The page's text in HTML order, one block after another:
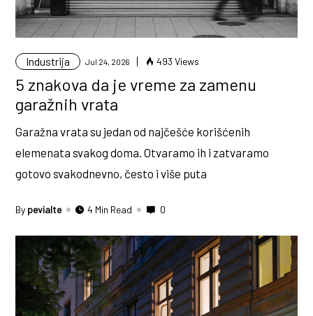
Industrija Jul 24, 2026 493 Views
5 znakova da je vreme za zamenu
garažnih vrata
Garažna vrata su jedan od najčešće korišćenih
elemenata svakog doma. Otvaramo ih i zatvaramo
gotovo svakodnevno, često i više puta
By pevialte 4 Min Read 0